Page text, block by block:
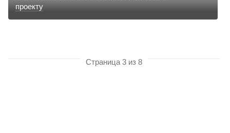
проекту
Страница 3 из 8